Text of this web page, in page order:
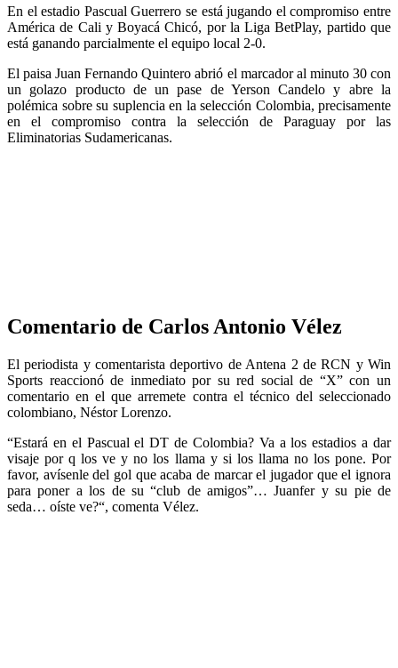
En el estadio Pascual Guerrero se está jugando el compromiso entre
América de Cali y Boyacá Chicó, por la Liga BetPlay, partido que
está ganando parcialmente el equipo local 2-0.
El paisa Juan Fernando Quintero abrió el marcador al minuto 30 con
un golazo producto de un pase de Yerson Candelo y abre la
polémica sobre su suplencia en la selección Colombia, precisamente
en el compromiso contra la selección de Paraguay por las
Eliminatorias Sudamericanas.
Comentario de Carlos Antonio Vélez
El periodista y comentarista deportivo de Antena 2 de RCN y Win
Sports reaccionó de inmediato por su red social de “X” con un
comentario en el que arremete contra el técnico del seleccionado
colombiano, Néstor Lorenzo.
“Estará en el Pascual el DT de Colombia? Va a los estadios a dar
visaje por q los ve y no los llama y si los llama no los pone. Por
favor, avísenle del gol que acaba de marcar el jugador que el ignora
para poner a los de su “club de amigos”… Juanfer y su pie de
seda… oíste ve?“, comenta Vélez.